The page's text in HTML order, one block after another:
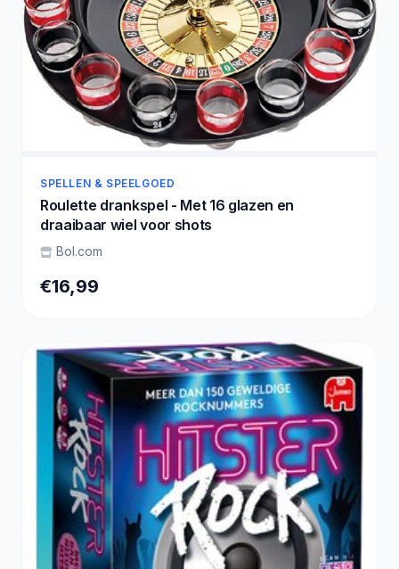
SPELLEN & SPEELGOED
Roulette drankspel - Met 16 glazen en
draaibaar wiel voor shots
Bol.com
€16,99